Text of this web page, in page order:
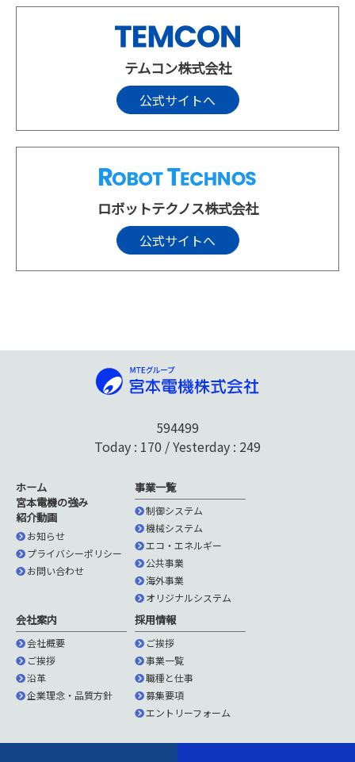
テムコン株式会社
公式サイトへ
ロボットテクノス株式会社
公式サイトへ
594499
Today : 170 / Yesterday : 249
ホーム
宮本電機の強み
紹介動画
お知らせ
プライバシーポリシー
お問い合わせ
事業一覧
制御システム
機械システム
エコ・エネルギー
公共事業
海外事業
オリジナルシステム
会社案内
会社概要
ご挨拶
沿革
企業理念・品質方針
採用情報
ご挨拶
事業一覧
職種と仕事
募集要項
エントリーフォーム